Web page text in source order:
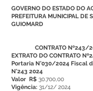
GOVERNO DO ESTADO DO
PREFEITURA MUNICIPAL DE
GUIOMARD
CONTRATO Nº243/
EXTRATO DO CONTRATO
Portaria N°030/2024 Fiscal
N°243 2024
Valor R$ 30.700,00
Vigência: 31/12/ 2024